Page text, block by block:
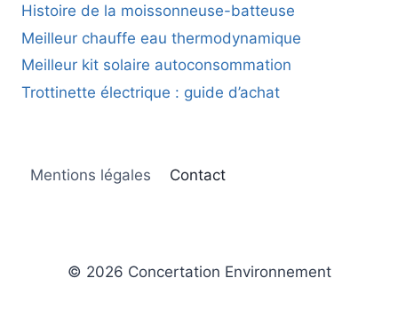
Histoire de la moissonneuse-batteuse
Meilleur chauffe eau thermodynamique
Meilleur kit solaire autoconsommation
Trottinette électrique : guide d’achat
Mentions légales Contact
© 2026 Concertation Environnement